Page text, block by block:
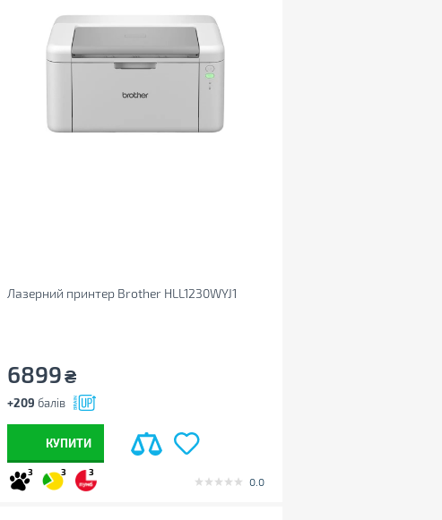
Лазерний принтер Brother HLL1230WYJ1
6899₴
+209 балів
КУПИТИ
3 3 3
0.0